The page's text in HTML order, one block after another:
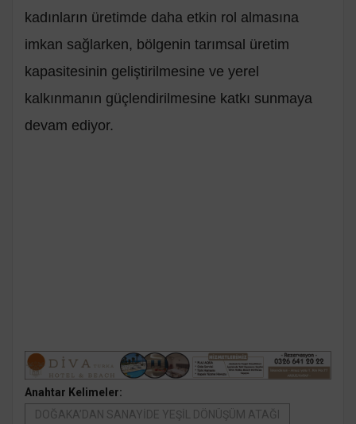
kadınların üretimde daha etkin rol almasına
imkan sağlarken, bölgenin tarımsal üretim
kapasitesinin geliştirilmesine ve yerel
kalkınmanın güçlendirilmesine katkı sunmaya
devam ediyor.
Anahtar Kelimeler:
DOĞAKA’DAN SANAYİDE YEŞİL DÖNÜŞÜM ATAĞI